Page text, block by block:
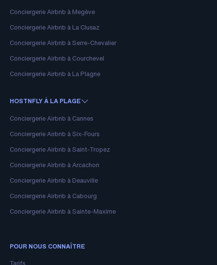
Conciergerie Airbnb à Megève
Conciergerie Airbnb à La Clusaz
Conciergerie Airbnb à Serre-Chevalier
Conciergerie Airbnb à Courchevel
Conciergerie Airbnb à La Plagne
HOSTNFLY À LA PLAGE
Conciergerie Airbnb à Cannes
Conciergerie Airbnb à Six-Fours
Conciergerie Airbnb à Saint-Tropez
Conciergerie Airbnb à Arcachon
Conciergerie Airbnb à Deauville
Conciergerie Airbnb à Cabourg
Conciergerie Airbnb à Sainte-Maxime
POUR NOUS CONNAÎTRE
Tarifs